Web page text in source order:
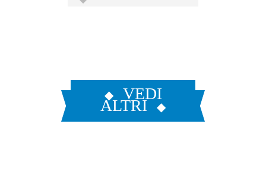
VEDI
ALTRI